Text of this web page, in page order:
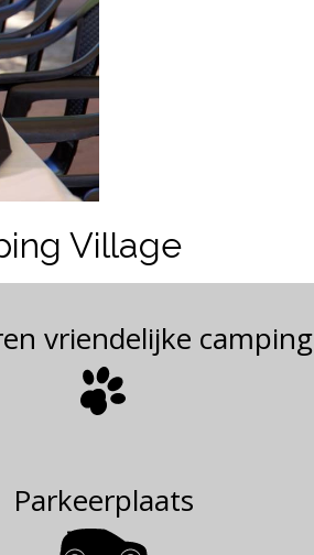
Village
vriendelijke camping
Parkeerplaats